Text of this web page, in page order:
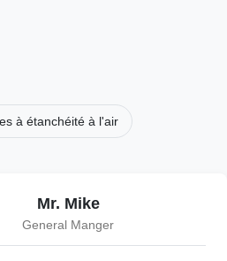
à étanchéité à l'air
Mr. Mike
General Manger